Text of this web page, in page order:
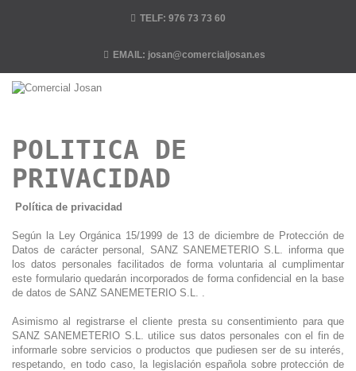
TELF: 976 73 73 60
EMAIL: josan@comercialjosan.es
POLITICA DE
PRIVACIDAD
Política de privacidad
Según la Ley Orgánica 15/1999 de 13 de diciembre de Protección de
Datos de carácter personal, SANZ SANEMETERIO S.L. informa que
los datos personales facilitados de forma voluntaria al cumplimentar
este formulario quedarán incorporados de forma confidencial en la base
de datos de SANZ SANEMETERIO S.L. .
Asimismo al registrarse el cliente presta su consentimiento para que
SANZ SANEMETERIO S.L. utilice sus datos personales con el fin de
informarle sobre servicios o productos que pudiesen ser de su interés,
respetando, en todo caso, la legislación española sobre protección de